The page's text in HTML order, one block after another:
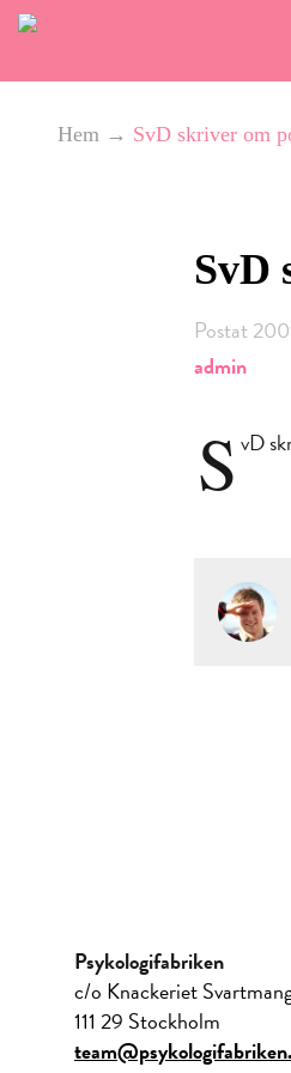
Hem → SvD skriver om
SvD
Postat
admin
S vD
Psykologifabriken
c/o Knackeriet
111 29 Stockholm